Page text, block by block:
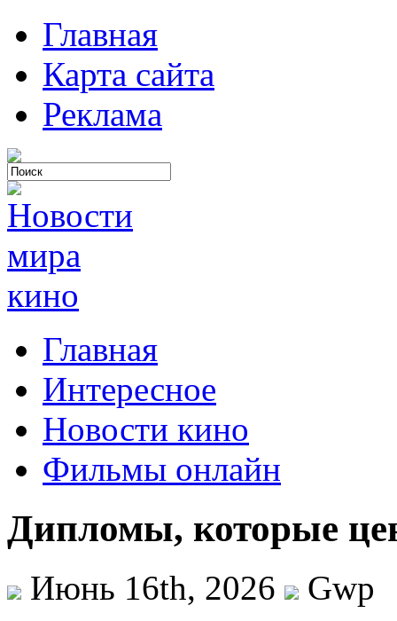
Главная
Карта сайта
Реклама
Главная
Интересное
Новости кино
Фильмы онлайн
Дипломы, которые
Июнь 16th, 2026
Gwp